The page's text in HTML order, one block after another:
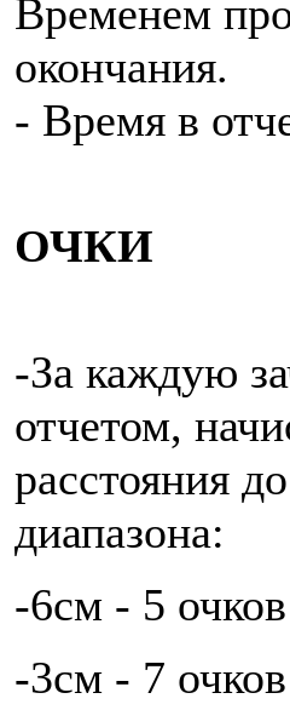
Временем
окончания.
- Время в
ОЧКИ
-За каждую
отчетом,
расстояния
диапазона:
-6см - 5
-3см - 7